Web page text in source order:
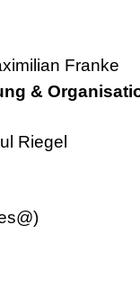
Franke
&
Riegel